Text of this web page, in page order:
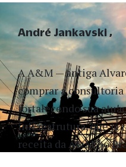
A A&M — antiga
comprar a
fortalecendo sua
infraestrutura, que já
receita da A&M no
André Jankavski